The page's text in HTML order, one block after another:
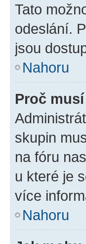
Tato
odeslání.
jsou
Nahoru
Proč
skupin
na fóru
u které je
více
Nahoru